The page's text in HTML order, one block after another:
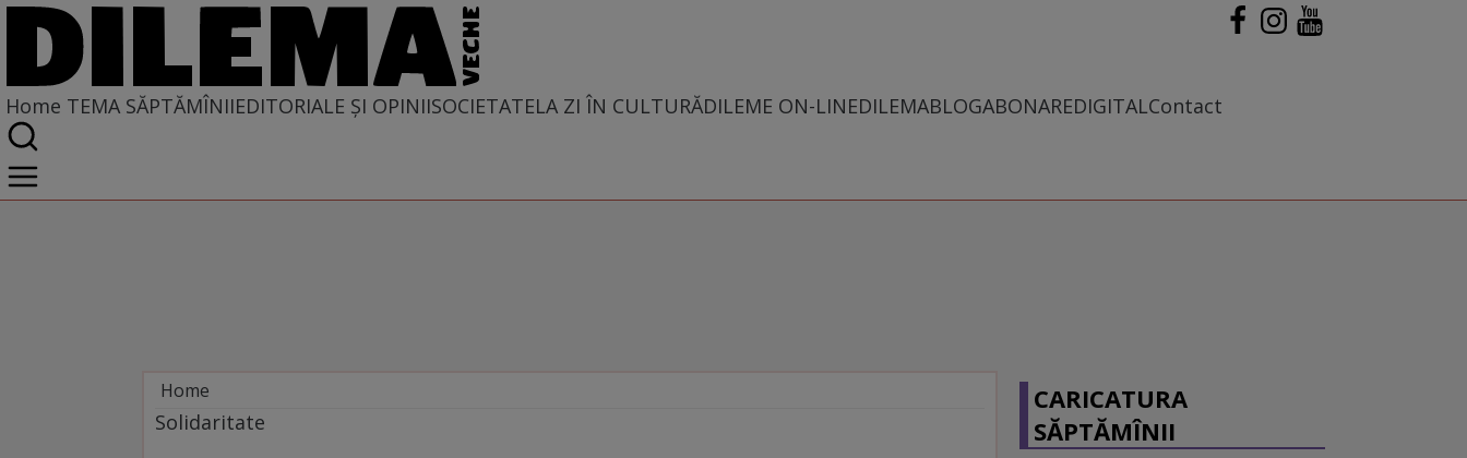
Home TEMA SĂPTĂMÎNIIEDITORIALE ȘI OPINIISOCIETATELA ZI ÎN CULTURĂDILEME ON-LINEDILEMABLOGABONAREDIGITALContact
Home
Tema săptămînii
Solidaritate
CARICATURA
SĂPTĂMÎNII